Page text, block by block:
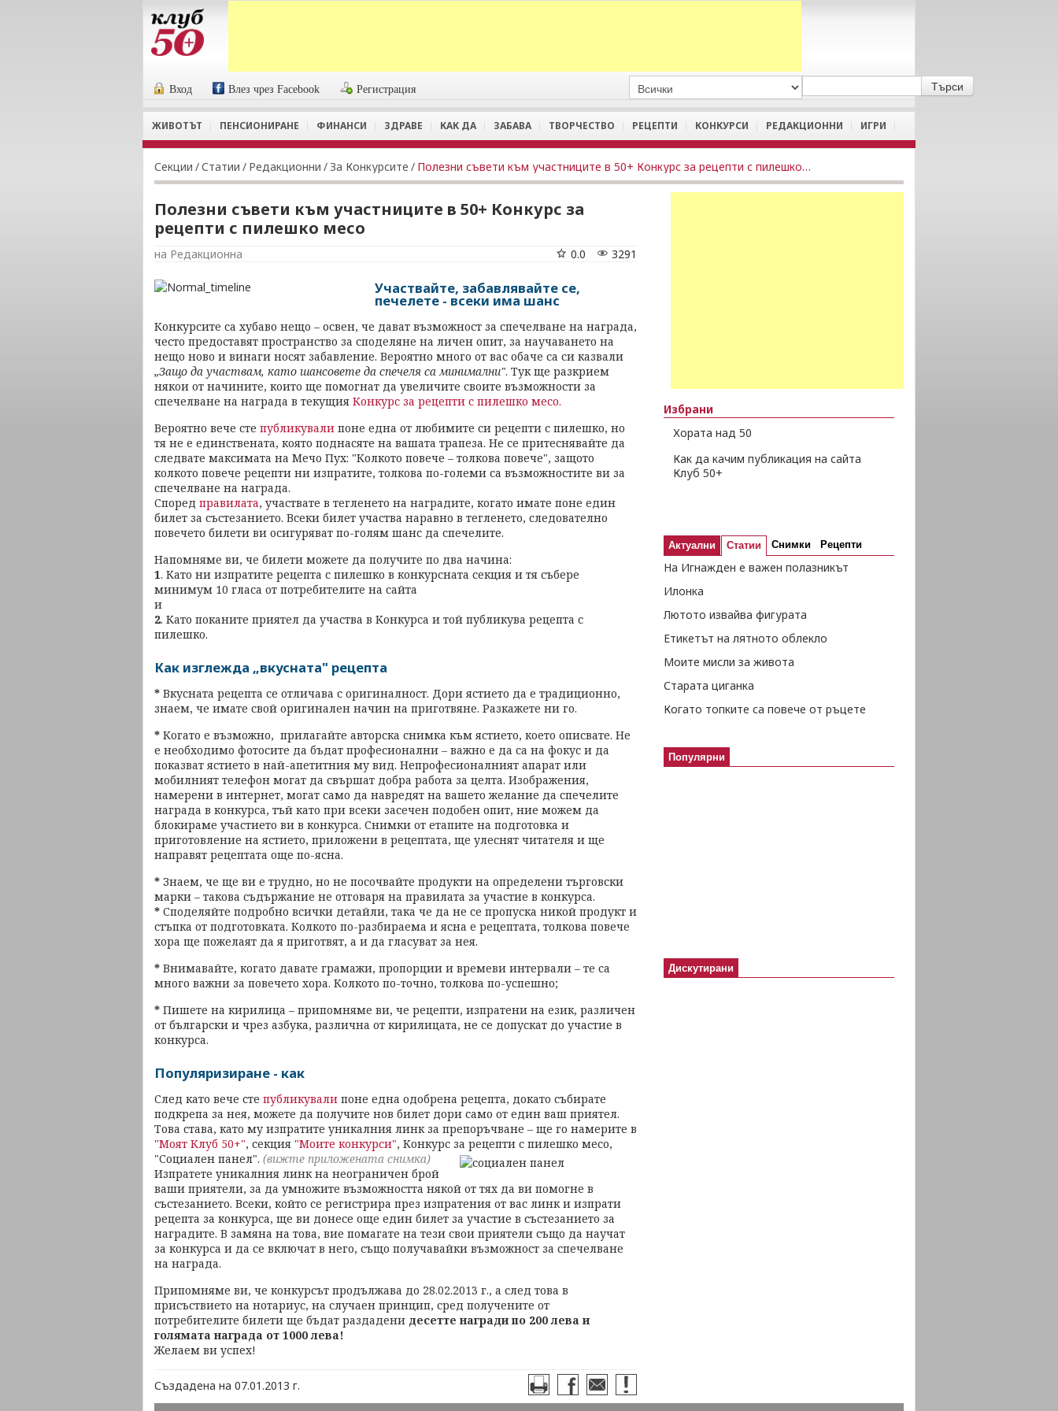
Вход Влез чрез Facebook Регистрация
ЖИВОТЪТ ПЕНСИОНИРАНЕ ФИНАНСИ ЗДРАВЕ КАК ДА ЗАБАВА ТВОРЧЕСТВО РЕЦЕПТИ КОНКУРСИ РЕДАКЦИОННИ ИГРИ
Секции /Статии / Редакционни / За Конкурсите / Полезни съвети към участниците в 50+ Конкурс за рецепти с пилешко месо
Полезни съвети към участниците в 50+ Конкурс за
рецепти с пилешко месо
на Редакционна 3291
0.0
Участвайте, забавлявайте се,
печелете - всеки има шанс
Конкурсите са хубаво нещо – освен, че дават възможност за спечелване на награда,
често предоставят пространство за споделяне на личен опит, за научаването на
нещо ново и винаги носят забавление. Вероятно много от вас обаче са си казвали
„Защо да участвам, като шансовете да спечеля са минимални". Тук ще разкрием
някои от начините, които ще помогнат да увеличите своите възможности за
спечелване на награда в текущия Конкурс за рецепти с пилешко месо.
Вероятно вече сте публикували поне една от любимите си рецепти с пилешко, но
тя не е единствената, която поднасяте на вашата трапеза. Не се притеснявайте да
следвате максимата на Мечо Пух: "Колкото повече – толкова повече", защото
колкото повече рецепти ни изпратите, толкова по-големи са възможностите ви за
спечелване на награда.
Според правилата, участвате в тегленето на наградите, когато имате поне един
билет за състезанието. Всеки билет участва наравно в тегленето, следователно
повечето билети ви осигуряват по-голям шанс да спечелите.
Напомняме ви, че билети можете да получите по два начина:
1. Като ни изпратите рецепта с пилешко в конкурсната секция и тя събере
минимум 10 гласа от потребителите на сайта
и
2. Като поканите приятел да участва в Kонкурса и той публикува рецепта с
пилешко.
Как изглежда „вкусната" рецепта
* Вкусната рецепта се отличава с оригиналност. Дори ястието да е традиционно,
знаем, че имате свой оригинален начин на приготвяне. Разкажете ни го.
* Когато е възможно, прилагайте авторска снимка към ястието, което описвате. Не
е необходимо фотосите да бъдат професионални – важно е да са на фокус и да
показват ястието в най-апетитния му вид. Непрофесионалният апарат или
мобилният телефон могат да свършат добра работа за целта. Изображения,
намерени в интернет, могат само да навредят на вашето желание да спечелите
награда в конкурса, тъй като при всеки засечен подобен опит, ние можем да
блокираме участието ви в конкурса. Снимки от етапите на подготовка и
приготовление на ястието, приложени в рецептата, ще улеснят читателя и ще
направят рецептата още по-ясна.
* Знаем, че ще ви е трудно, но не посочвайте продукти на определени търговски
марки – такова съдържание не отговаря на правилата за участие в конкурса.
* Споделяйте подробно всички детайли, така че да не се пропуска никой продукт и
стъпка от подготовката. Колкото по-разбираема и ясна е рецептата, толкова повече
хора ще пожелаят да я приготвят, а и да гласуват за нея.
* Внимавайте, когато давате грамажи, пропорции и времеви интервали – те са
много важни за повечето хора. Колкото по-точно, толкова по-успешно;
* Пишете на кирилица – припомняме ви, че рецепти, изпратени на език, различен
от български и чрез азбука, различна от кирилицата, не се допускат до участие в
конкурса.
Популяризиране - как
След като вече сте публикували поне една одобрена рецепта, докато събирате
подкрепа за нея, можете да получите нов билет дори само от един ваш приятел.
Това става, като му изпратите уникалния линк за препоръчване – ще го намерите в
"Моят Клуб 50+", секция "Моите конкурси", Конкурс за рецепти с пилешко месо,
"Социален панел". (вижте приложената снимка)
Изпратете уникалния линк на неограничен брой
ваши приятели, за да умножите възможността някой от тях да ви помогне в
състезанието. Всеки, който се регистрира през изпратения от вас линк и изпрати
рецепта за конкурса, ще ви донесе още един билет за участие в състезанието за
наградите. В замяна на това, вие помагате на тези свои приятели също да научат
за конкурса и да се включат в него, също получавайки възможност за спечелване
на награда.
Припомняме ви, че конкурсът продължава до 28.02.2013 г., а след това в
присъствието на нотариус, на случаен принцип, сред получените от
потребителите билети ще бъдат раздадени десетте награди по 200 лева и
голямата награда от 1000 лева!
Желаем ви успех!
Създадена на 07.01.2013 г.
Избрани
Хората над 50
Как да качим публикация на сайта
Клуб 50+
Актуални Статии Снимки Рецепти
На Игнажден е важен полазникът
Илонка
Лютото извайва фигурата
Етикетът на лятното облекло
Моите мисли за живота
Старата циганка
Когато топките са повече от ръцете
Популярни
Дискутирани